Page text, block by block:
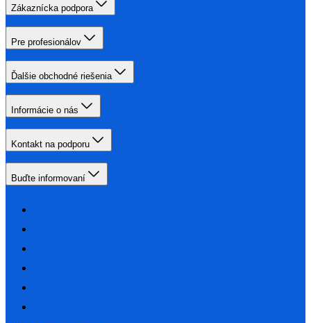
Zákaznícka podpora
Pre profesionálov
Ďalšie obchodné riešenia
Informácie o nás
Kontakt na podporu
Buďte informovaní